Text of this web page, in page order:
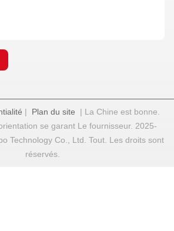
| Plan du site | La Chine est bonne.
se garant Le fournisseur. 2025-
Technology Co., Ltd. Tout. Les droits sont
réservés.